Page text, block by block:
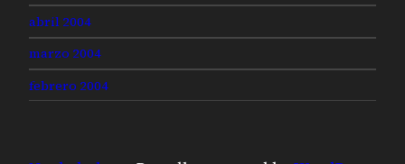
abril 2004
marzo 2004
febrero 2004